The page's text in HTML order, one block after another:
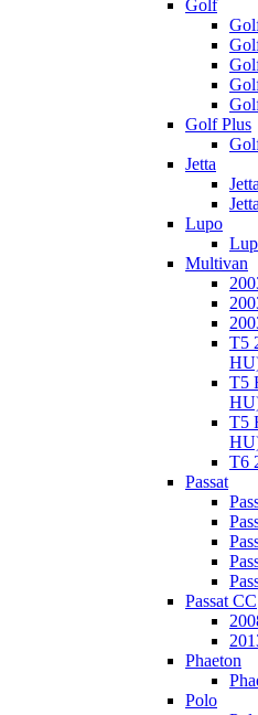
Golf
Golf Plus
Jetta
Lupo
Multivan
T5
T5
T5
T6
Passat
Passat CC
Phaeton
Polo